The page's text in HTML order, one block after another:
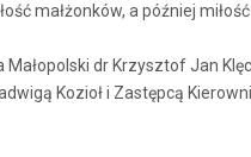
małżonków, a później miłość
dr Krzysztof Jan
Kozioł i Zastępcą